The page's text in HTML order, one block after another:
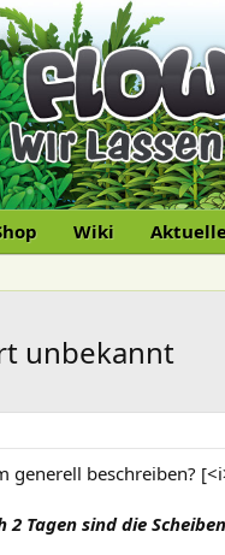
Wiki
unbekannt
beschreiben?
2 Tagen sind die